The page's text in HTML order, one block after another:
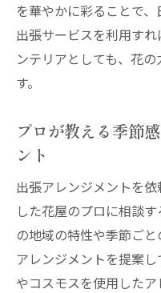
を華やかに彩ることで、
出張サービスを利用す
ンテリアとしても、花
す。
プロが教える季節
ント
出張アレンジメントを
した花屋のプロに相談
の地域の特性や季節ご
アレンジメントを提案
やコスモスを使用した